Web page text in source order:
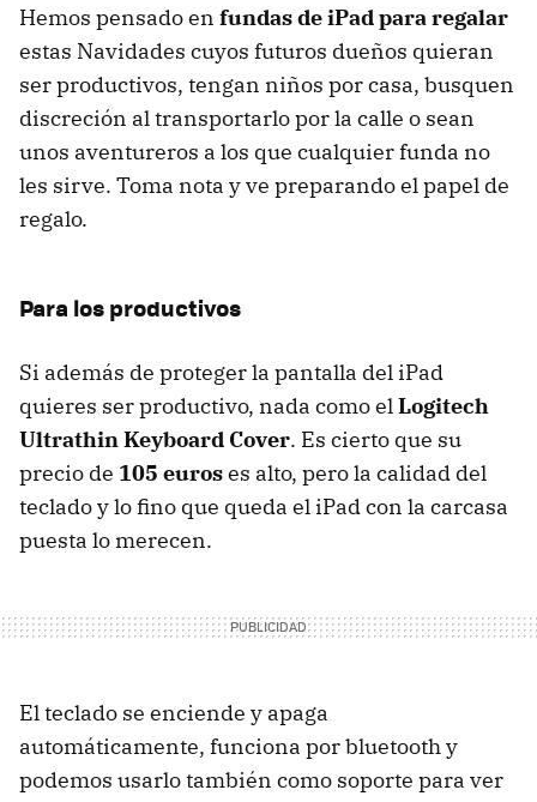
Hemos pensado en fundas de iPad para regalar
estas Navidades cuyos futuros dueños quieran
ser productivos, tengan niños por casa, busquen
discreción al transportarlo por la calle o sean
unos aventureros a los que cualquier funda no
les sirve. Toma nota y ve preparando el papel de
regalo.
Para los productivos
Si además de proteger la pantalla del iPad
quieres ser productivo, nada como elLogitech
Ultrathin Keyboard Cover. Es cierto que su
precio de 105 euroses alto, pero la calidad del
teclado y lo fino que queda el iPad con la carcasa
puesta lo merecen.
El teclado se enciende y apaga
automáticamente, funciona por bluetooth y
podemos usarlo también como soporte para ver